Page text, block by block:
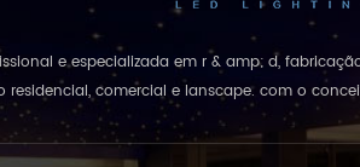
e especializada em r & amp; d,
comercial e lanscape. com o
de tudo", combinando